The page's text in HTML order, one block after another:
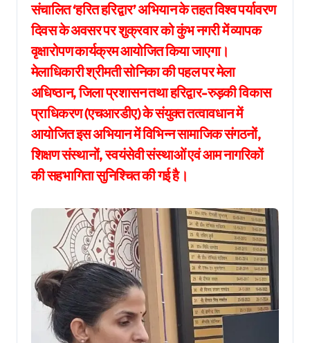
संचालित ‘हरित हरिद्वार’ अभियान के तहत विश्व पर्यावरण
दिवस के अवसर पर शुक्रवार को कुंभ नगरी में व्यापक
वृक्षारोपण कार्यक्रम आयोजित किया जाएगा।
मेलाधिकारी श्रीमती सोनिका की पहल पर मेला
अधिष्ठान, जिला प्रशासन तथा हरिद्वार-रुड़की विकास
प्राधिकरण (एचआरडीए) के संयुक्त तत्वावधान में
आयोजित इस अभियान में विभिन्न सामाजिक संगठनों,
शिक्षण संस्थानों, स्वयंसेवी संस्थाओं एवं आम नागरिकों
की सहभागिता सुनिश्चित की गई है।